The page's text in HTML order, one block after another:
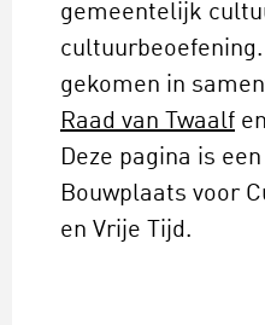
gemeentelijk
gekomen in
Raad van Twaalf en
Deze pagina is
Bouwplaats voor
en Vrije Tijd.